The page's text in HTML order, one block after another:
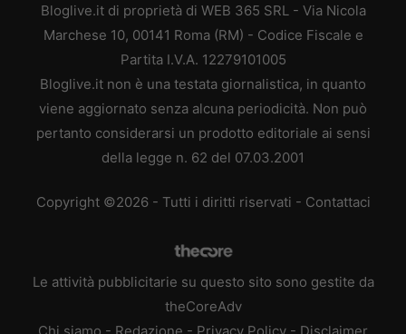
Bloglive.it di proprietà di WEB 365 SRL - Via Nicola
Marchese 10, 00141 Roma (RM) - Codice Fiscale e
Partita I.V.A. 12279101005
Bloglive.it non è una testata giornalistica, in quanto
viene aggiornato senza alcuna periodicità. Non può
pertanto considerarsi un prodotto editoriale ai sensi
della legge n. 62 del 07.03.2001
Copyright ©2026 - Tutti i diritti riservati - Contattaci
Le attività pubblicitarie su questo sito sono gestite da
theCoreAdv